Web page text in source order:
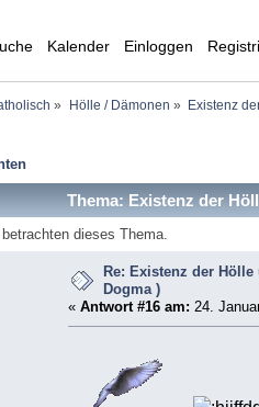
Kalender Einloggen
» Hölle / Dämonen » Existenz
Thema: Existenz der
dieses Thema.
Re: Existenz der
Dogma )
« Antwort #16 am: 24.